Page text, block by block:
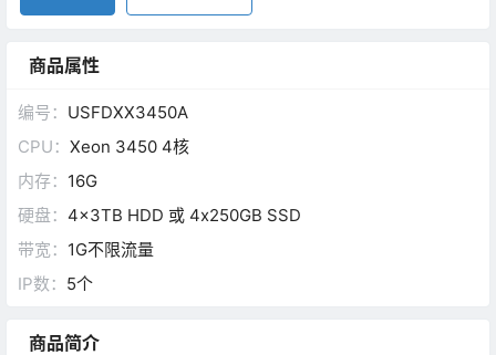
商品属性
编号： USFDXX3450A
CPU： Xeon 3450 4核
内存： 16G
硬盘： 4x3TB HDD 或 4x250GB SSD
带宽： 1G不限流量
IP数： 5个
商品简介